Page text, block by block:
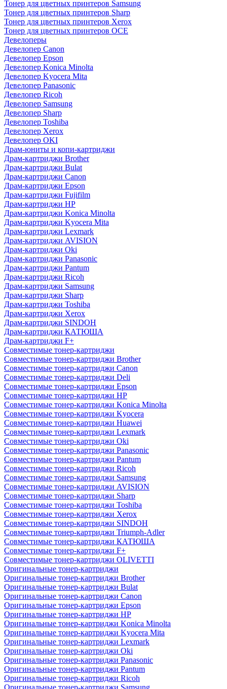
Тонер для цветных принтеров Samsung
Тонер для цветных принтеров Sharp
Тонер для цветных принтеров Xerox
Тонер для цветных принтеров OCE
Девелоперы
Девелопер Canon
Девелопер Epson
Девелопер Konica Minolta
Девелопер Kyocera Mita
Девелопер Panasonic
Девелопер Ricoh
Девелопер Samsung
Девелопер Sharp
Девелопер Toshiba
Девелопер Xerox
Девелопер OKI
Драм-юниты и копи-картриджи
Драм-картриджи Brother
Драм-картриджи Bulat
Драм-картриджи Canon
Драм-картриджи Epson
Драм-картриджи Fujifilm
Драм-картриджи HP
Драм-картриджи Konica Minolta
Драм-картриджи Kyocera Mita
Драм-картриджи Lexmark
Драм-картриджи AVISION
Драм-картриджи Oki
Драм-картриджи Panasonic
Драм-картриджи Pantum
Драм-картриджи Ricoh
Драм-картриджи Samsung
Драм-картриджи Sharp
Драм-картриджи Toshiba
Драм-картриджи Xerox
Драм-картриджи SINDOH
Драм-картриджи КАТЮША
Драм-картриджи F+
Совместимые тонер-картриджи
Совместимые тонер-картриджи Brother
Совместимые тонер-картриджи Canon
Совместимые тонер-картриджи Deli
Совместимые тонер-картриджи Epson
Совместимые тонер-картриджи HP
Совместимые тонер-картриджи Konica Minolta
Совместимые тонер-картриджи Kyocera
Совместимые тонер-картриджи Huawei
Совместимые тонер-картриджи Lexmark
Совместимые тонер-картриджи Oki
Совместимые тонер-картриджи Panasonic
Совместимые тонер-картриджи Pantum
Совместимые тонер-картриджи Ricoh
Совместимые тонер-картриджи Samsung
Совместимые тонер-картриджи AVISION
Совместимые тонер-картриджи Sharp
Совместимые тонер-картриджи Toshiba
Совместимые тонер-картриджи Xerox
Совместимые тонер-картриджи SINDOH
Совместимые тонер-картриджи Triumph-Adler
Совместимые тонер-картриджи КАТЮША
Совместимые тонер-картриджи F+
Совместимые тонер-картриджи OLIVETTI
Оригинальные тонер-картриджи
Оригинальные тонер-картриджи Brother
Оригинальные тонер-картриджи Bulat
Оригинальные тонер-картриджи Canon
Оригинальные тонер-картриджи Epson
Оригинальные тонер-картриджи HP
Оригинальные тонер-картриджи Konica Minolta
Оригинальные тонер-картриджи Kyocera Mita
Оригинальные тонер-картриджи Lexmark
Оригинальные тонер-картриджи Oki
Оригинальные тонер-картриджи Panasonic
Оригинальные тонер-картриджи Pantum
Оригинальные тонер-картриджи Ricoh
Оригинальные тонер-картриджи Samsung